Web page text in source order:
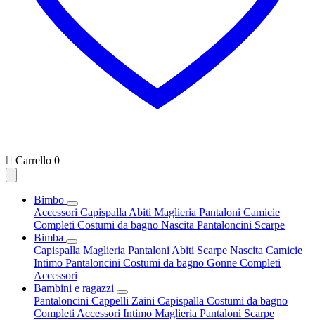
 Carrello 0
Bimbo
Accessori Capispalla Abiti Maglieria Pantaloni Camicie
Completi Costumi da bagno Nascita Pantaloncini Scarpe
Bimba
Capispalla Maglieria Pantaloni Abiti Scarpe Nascita Camicie
Intimo Pantaloncini Costumi da bagno Gonne Completi
Accessori
Bambini e ragazzi
Pantaloncini Cappelli Zaini Capispalla Costumi da bagno
Completi Accessori Intimo Maglieria Pantaloni Scarpe